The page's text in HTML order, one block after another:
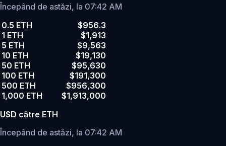
Începând de astăzi, la 07:42 AM
0.5 ETH
$956.3
1 ETH
$1,913
5 ETH
$9,563
10 ETH
$19,130
50 ETH
$95,630
100 ETH
$191,300
500 ETH
$956,300
1,000 ETH
$1,913,000
USD către ETH
Începând de astăzi, la 07:42 AM